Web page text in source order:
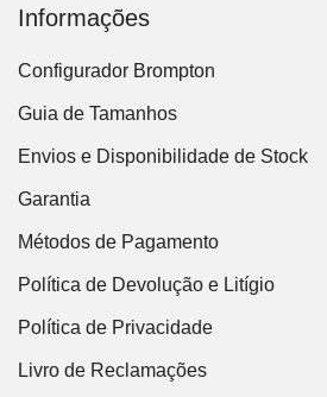
Informações
Configurador Brompton
Guia de Tamanhos
Envios e Disponibilidade de Stock
Garantia
Métodos de Pagamento
Política de Devolução e Litígio
Política de Privacidade
Livro de Reclamações